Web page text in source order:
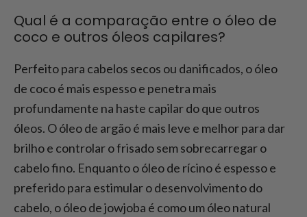
Qual é a comparação entre o óleo de
coco e outros óleos capilares?
Perfeito para cabelos secos ou danificados, o óleo
de coco é mais espesso e penetra mais
profundamente na haste capilar do que outros
óleos. O óleo de argão é mais leve e melhor para dar
brilho e controlar o frisado sem sobrecarregar o
cabelo fino. Enquanto o óleo de rícino é espesso e
preferido para estimular o desenvolvimento do
cabelo, o óleo de jowjoba é como um óleo natural